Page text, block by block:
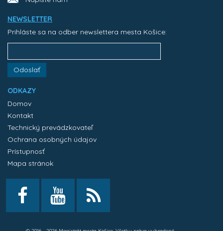
NEWSLETTER
Prihláste sa na odber newslettera mesta Košice:
Odoslať
ODKAZY
Domov
Kontakt
Technický prevádzkovateľ
Ochrana osobných údajov
Prístupnosť
Mapa stránok